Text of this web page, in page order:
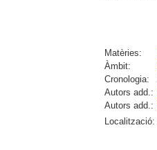
Matèries:
Àmbit:
Cronologia:
Autors add.:
Autors add.:
Localització: